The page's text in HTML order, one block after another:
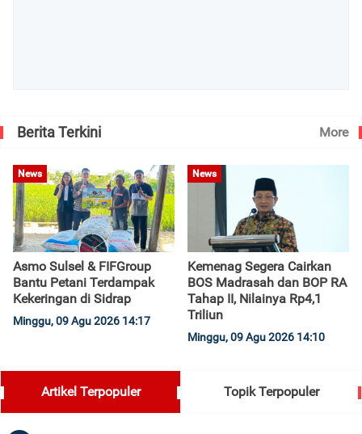
Berita Terkini More
News
Asmo Sulsel & FIFGroup
Bantu Petani Terdampak
Kekeringan di Sidrap
Minggu, 09 Agu 2026 14:17
News
Kemenag Segera Cairkan
BOS Madrasah dan BOP RA
Tahap II, Nilainya Rp4,1
Triliun
Minggu, 09 Agu 2026 14:10
Artikel Terpopuler Topik Terpopuler